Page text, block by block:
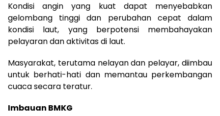
Kondisi angin yang kuat dapat menyebabkan
gelombang tinggi dan perubahan cepat dalam
kondisi laut, yang berpotensi membahayakan
pelayaran dan aktivitas di laut.
Masyarakat, terutama nelayan dan pelayar, diimbau
untuk berhati-hati dan memantau perkembangan
cuaca secara teratur.
Imbauan BMKG